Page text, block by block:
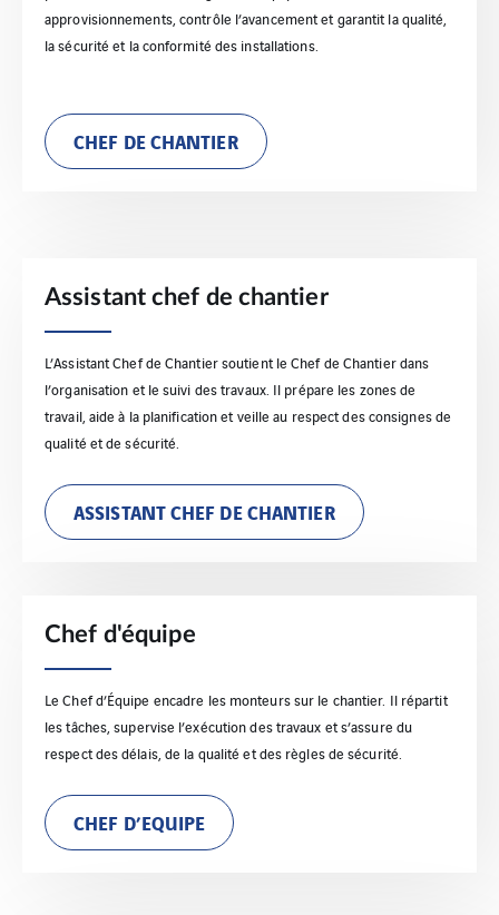
approvisionnements, contrôle l’avancement et garantit la qualité,
la sécurité et la conformité des installations.
CHEF DE CHANTIER
Assistant chef de chantier
L’Assistant Chef de Chantier soutient le Chef de Chantier dans
l’organisation et le suivi des travaux. Il prépare les zones de
travail, aide à la planification et veille au respect des consignes de
qualité et de sécurité.
ASSISTANT CHEF DE CHANTIER
Chef d'équipe
Le Chef d’Équipe encadre les monteurs sur le chantier. Il répartit
les tâches, supervise l’exécution des travaux et s’assure du
respect des délais, de la qualité et des règles de sécurité.
CHEF D’EQUIPE